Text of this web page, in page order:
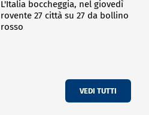
L'Italia boccheggia, nel giovedì
rovente 27 città su 27 da bollino
rosso
VEDI TUTTI